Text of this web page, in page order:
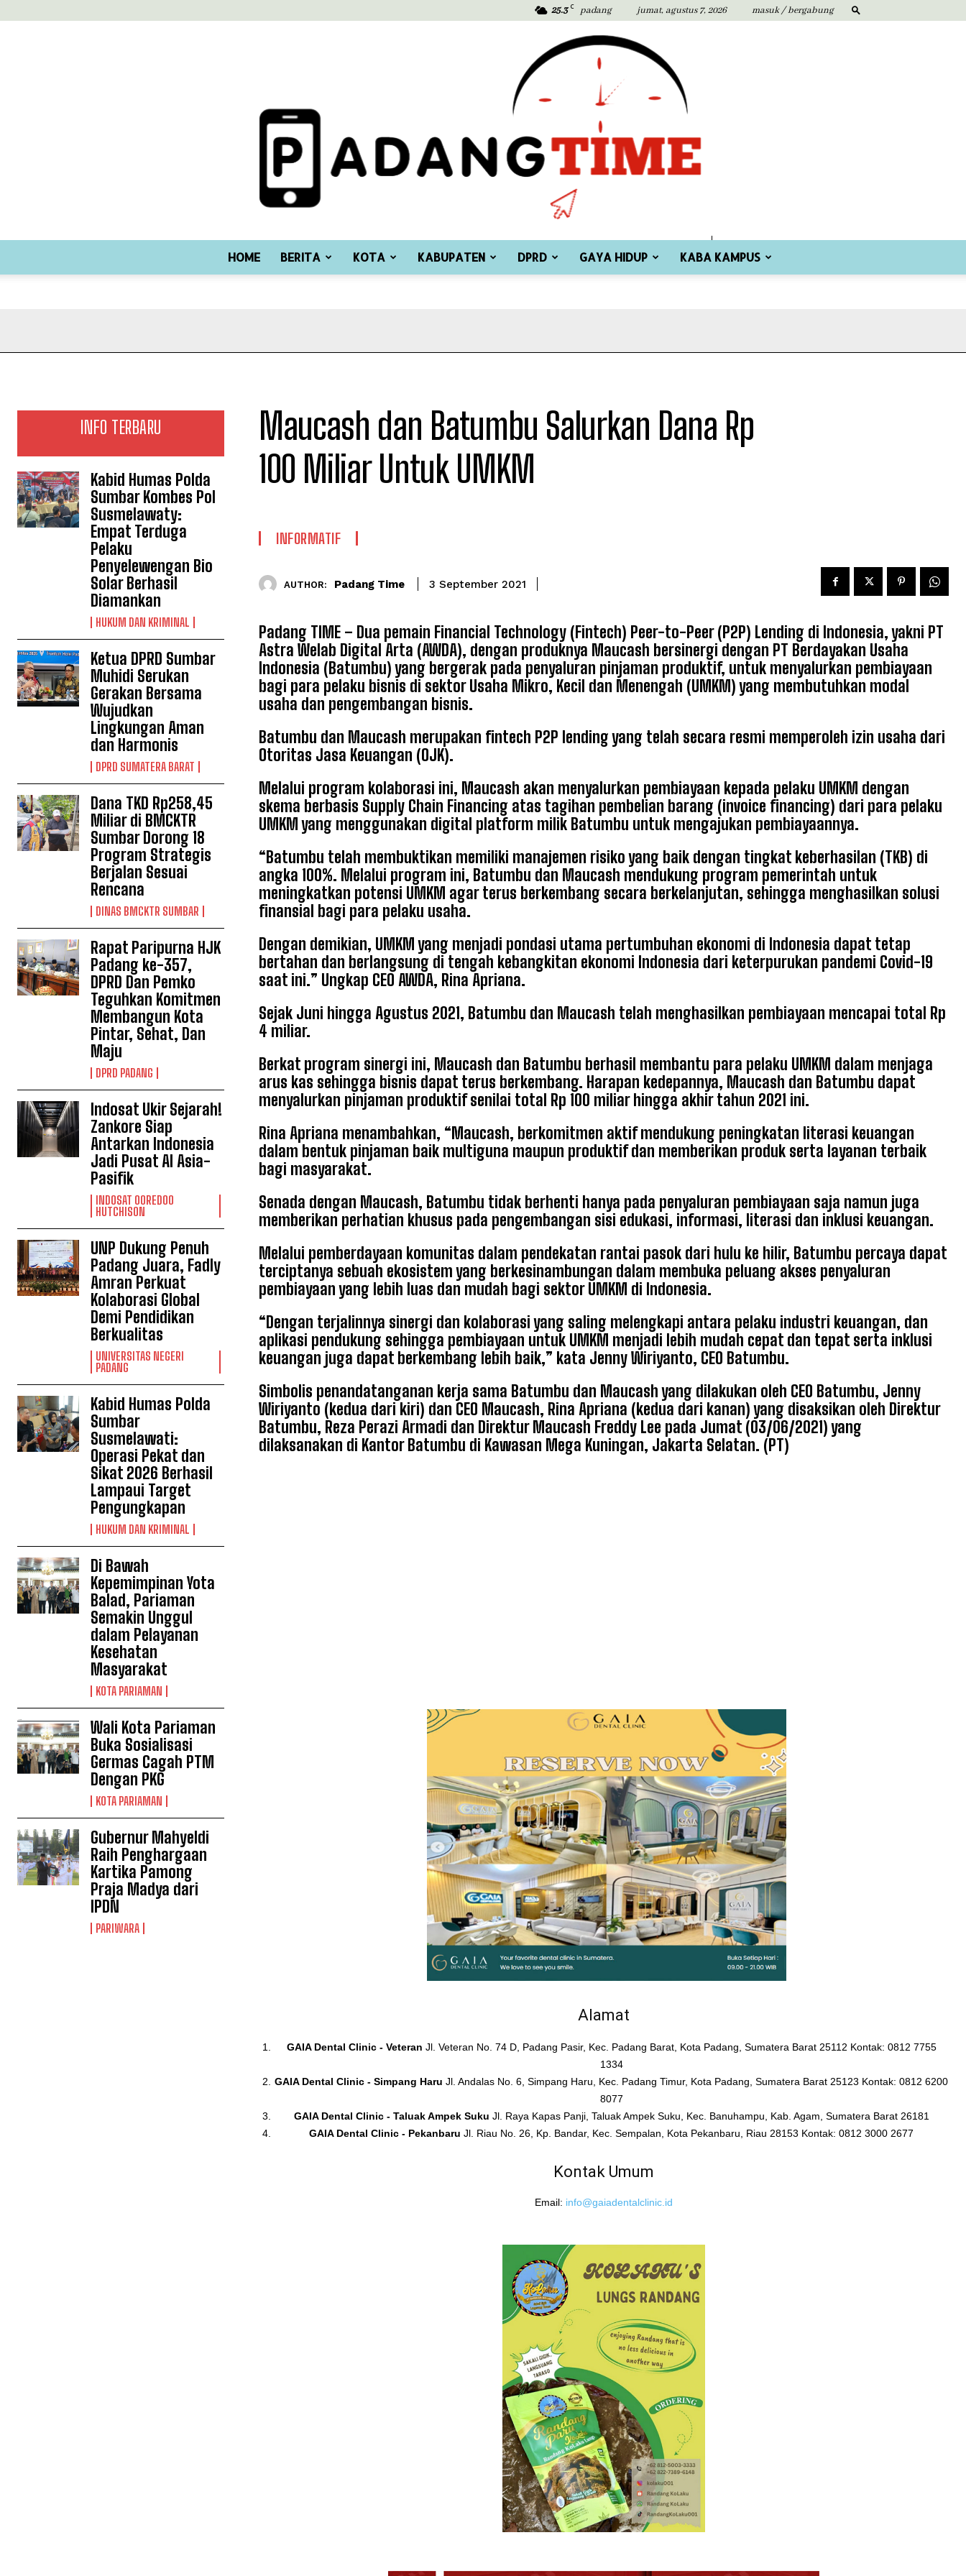
25.3 C padang jumat, agustus 7, 2026 masuk / bergabung
HOME BERITA KOTA KABUPATEN DPRD GAYA HIDUP KABA KAMPUS
INFO TERBARU
Kabid Humas Polda
Sumbar Kombes Pol
Susmelawaty:
Empat Terduga
Pelaku
Penyelewengan Bio
Solar Berhasil
Diamankan
HUKUM DAN KRIMINAL
Ketua DPRD Sumbar
Muhidi Serukan
Gerakan Bersama
Wujudkan
Lingkungan Aman
dan Harmonis
DPRD SUMATERA BARAT
Dana TKD Rp258,45
Miliar di BMCKTR
Sumbar Dorong 18
Program Strategis
Berjalan Sesuai
Rencana
DINAS BMCKTR SUMBAR
Rapat Paripurna HJK
Padang ke-357,
DPRD Dan Pemko
Teguhkan Komitmen
Membangun Kota
Pintar, Sehat, Dan
Maju
DPRD PADANG
Indosat Ukir Sejarah!
Zankore Siap
Antarkan Indonesia
Jadi Pusat AI Asia-
Pasifik
INDOSAT OOREDOO
HUTCHISON
UNP Dukung Penuh
Padang Juara, Fadly
Amran Perkuat
Kolaborasi Global
Demi Pendidikan
Berkualitas
UNIVERSITAS NEGERI
PADANG
Kabid Humas Polda
Sumbar
Susmelawati:
Operasi Pekat dan
Sikat 2026 Berhasil
Lampaui Target
Pengungkapan
HUKUM DAN KRIMINAL
Di Bawah
Kepemimpinan Yota
Balad, Pariaman
Semakin Unggul
dalam Pelayanan
Kesehatan
Masyarakat
KOTA PARIAMAN
Wali Kota Pariaman
Buka Sosialisasi
Germas Cagah PTM
Dengan PKG
KOTA PARIAMAN
Gubernur Mahyeldi
Raih Penghargaan
Kartika Pamong
Praja Madya dari
IPDN
PARIWARA
Maucash dan Batumbu Salurkan Dana Rp
100 Miliar Untuk UMKM
INFORMATIF
AUTHOR: Padang Time 3 September 2021
Padang TIME – Dua pemain Financial Technology (Fintech) Peer-to-Peer (P2P) Lending di Indonesia, yakni PT
Astra Welab Digital Arta (AWDA), dengan produknya Maucash bersinergi dengan PT Berdayakan Usaha
Indonesia (Batumbu) yang bergerak pada penyaluran pinjaman produktif, untuk menyalurkan pembiayaan
bagi para pelaku bisnis di sektor Usaha Mikro, Kecil dan Menengah (UMKM) yang membutuhkan modal
usaha dan pengembangan bisnis.
Batumbu dan Maucash merupakan fintech P2P lending yang telah secara resmi memperoleh izin usaha dari
Otoritas Jasa Keuangan (OJK).
Melalui program kolaborasi ini, Maucash akan menyalurkan pembiayaan kepada pelaku UMKM dengan
skema berbasis Supply Chain Financing atas tagihan pembelian barang (invoice financing) dari para pelaku
UMKM yang menggunakan digital platform milik Batumbu untuk mengajukan pembiayaannya.
“Batumbu telah membuktikan memiliki manajemen risiko yang baik dengan tingkat keberhasilan (TKB) di
angka 100%. Melalui program ini, Batumbu dan Maucash mendukung program pemerintah untuk
meningkatkan potensi UMKM agar terus berkembang secara berkelanjutan, sehingga menghasilkan solusi
finansial bagi para pelaku usaha.
Dengan demikian, UMKM yang menjadi pondasi utama pertumbuhan ekonomi di Indonesia dapat tetap
bertahan dan berlangsung di tengah kebangkitan ekonomi Indonesia dari keterpurukan pandemi Covid-19
saat ini.” Ungkap CEO AWDA, Rina Apriana.
Sejak Juni hingga Agustus 2021, Batumbu dan Maucash telah menghasilkan pembiayaan mencapai total Rp
4 miliar.
Berkat program sinergi ini, Maucash dan Batumbu berhasil membantu para pelaku UMKM dalam menjaga
arus kas sehingga bisnis dapat terus berkembang. Harapan kedepannya, Maucash dan Batumbu dapat
menyalurkan pinjaman produktif senilai total Rp 100 miliar hingga akhir tahun 2021 ini.
Rina Apriana menambahkan, “Maucash, berkomitmen aktif mendukung peningkatan literasi keuangan
dalam bentuk pinjaman baik multiguna maupun produktif dan memberikan produk serta layanan terbaik
bagi masyarakat.
Senada dengan Maucash, Batumbu tidak berhenti hanya pada penyaluran pembiayaan saja namun juga
memberikan perhatian khusus pada pengembangan sisi edukasi, informasi, literasi dan inklusi keuangan.
Melalui pemberdayaan komunitas dalam pendekatan rantai pasok dari hulu ke hilir, Batumbu percaya dapat
terciptanya sebuah ekosistem yang berkesinambungan dalam membuka peluang akses penyaluran
pembiayaan yang lebih luas dan mudah bagi sektor UMKM di Indonesia.
“Dengan terjalinnya sinergi dan kolaborasi yang saling melengkapi antara pelaku industri keuangan, dan
aplikasi pendukung sehingga pembiayaan untuk UMKM menjadi lebih mudah cepat dan tepat serta inklusi
keuangan juga dapat berkembang lebih baik,” kata Jenny Wiriyanto, CEO Batumbu.
Simbolis penandatanganan kerja sama Batumbu dan Maucash yang dilakukan oleh CEO Batumbu, Jenny
Wiriyanto (kedua dari kiri) dan CEO Maucash, Rina Apriana (kedua dari kanan) yang disaksikan oleh Direktur
Batumbu, Reza Perazi Armadi dan Direktur Maucash Freddy Lee pada Jumat (03/06/2021) yang
dilaksanakan di Kantor Batumbu di Kawasan Mega Kuningan, Jakarta Selatan. (PT)
Alamat
GAIA Dental Clinic - Veteran Jl. Veteran No. 74 D, Padang Pasir, Kec. Padang Barat, Kota Padang, Sumatera Barat 25112 Kontak: 0812 7755
1334
GAIA Dental Clinic - Simpang Haru Jl. Andalas No. 6, Simpang Haru, Kec. Padang Timur, Kota Padang, Sumatera Barat 25123 Kontak: 0812 6200
8077
GAIA Dental Clinic - Taluak Ampek Suku Jl. Raya Kapas Panji, Taluak Ampek Suku, Kec. Banuhampu, Kab. Agam, Sumatera Barat 26181
GAIA Dental Clinic - Pekanbaru Jl. Riau No. 26, Kp. Bandar, Kec. Sempalan, Kota Pekanbaru, Riau 28153 Kontak: 0812 3000 2677
Kontak Umum
Email: info@gaiadentalclinic.id